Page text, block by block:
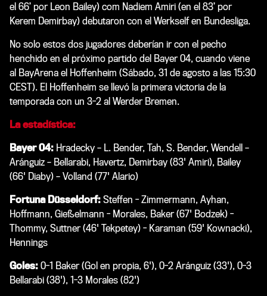
el 66’ por Leon Bailey) com Nadiem Amiri (en el 83’ por
Kerem Demirbay) debutaron con el Werkself en Bundesliga.
No solo estos dos jugadores deberían ir con el pecho
henchido en el próximo partido del Bayer 04, cuando viene
al BayArena el Hoffenheim (Sábado, 31 de agosto a las 15:30
CEST). El Hoffenheim se llevó la primera victoria de la
temporada con un 3-2 al Werder Bremen.
La estadística:
Bayer 04: Hradecky – L. Bender, Tah, S. Bender, Wendell –
Aránguiz – Bellarabi, Havertz, Demirbay (83' Amiri), Bailey
(66' Diaby) – Volland (77' Alario)
Fortuna Düsseldorf: Steffen - Zimmermann, Ayhan,
Hoffmann, Gießelmann - Morales, Baker (67' Bodzek) -
Thommy, Suttner (46' Tekpetey) - Karaman (59' Kownacki),
Hennings
Goles: 0-1 Baker (Gol en propia, 6'), 0-2 Aránguiz (33'), 0-3
Bellarabi (38'), 1-3 Morales (82')